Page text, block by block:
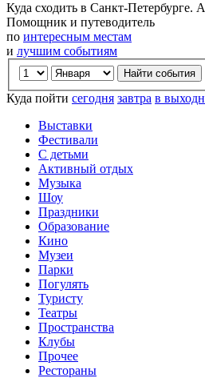
Куда сходить в Санкт-Петербурге.
Помощник и путеводитель
по интересным местам
и лучшим событиям
Куда пойти сегодня завтра в
Выставки
Фестивали
С детьми
Активный отдых
Музыка
Шоу
Праздники
Образование
Кино
Музеи
Парки
Погулять
Туристу
Театры
Пространства
Клубы
Прочее
Рестораны